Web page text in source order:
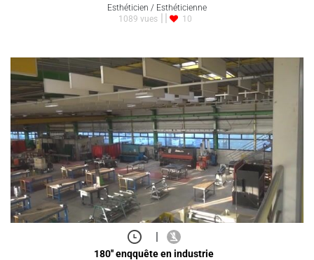
Esthéticien / Esthéticienne
1089 vues
10
|
180'' enqquête en industrie